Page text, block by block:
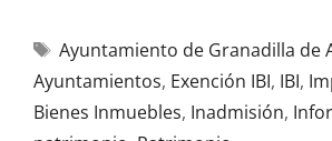
Ayuntamiento de Granadilla de
Ayuntamientos, Exención IBI, IBI,
Bienes Inmuebles, Inadmisión,